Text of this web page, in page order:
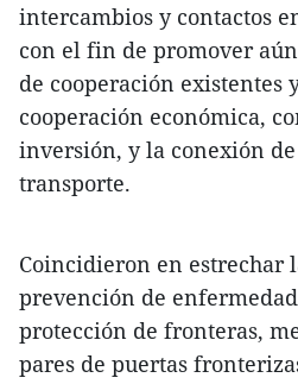
intercambios y contactos
con el fin de promover
de cooperación existentes
cooperación económica,
inversión, y la conexión
transporte.
Coincidieron en estrechar
prevención de
protección de fronteras,
pares de puertas